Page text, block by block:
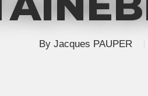
By Jacques PAUPER